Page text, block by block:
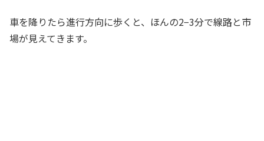
車を降りたら進行方向に歩くと、ほんの2−3分で線路と市
場が見えてきます。